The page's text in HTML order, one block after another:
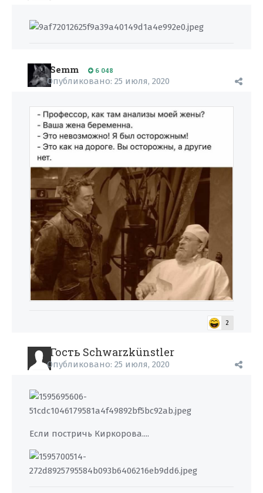
Semm 6 048
Опубликовано: 25 июля, 2020
2
Гость Schwarzkünstler
Опубликовано: 25 июля, 2020
Если постричь Киркорова....